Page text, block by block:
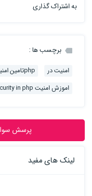
به اشتراک گذاری
برچسب ها :
امنیت در
phpتامین امنیت در php
اموزش امنیت php pure security in php
پرسش
لینک های مفید